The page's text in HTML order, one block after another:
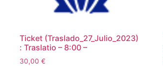
Ticket (Traslado_27_Julio_2023)
: Traslatio – 8:00 –
30,00 €